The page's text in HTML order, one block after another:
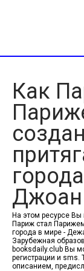
Как
Джоан
На этом ресурсе Вы
Париж стал
города в мире -
Зарубежная
booksdaily.club Вы
регистрации и
описанием,